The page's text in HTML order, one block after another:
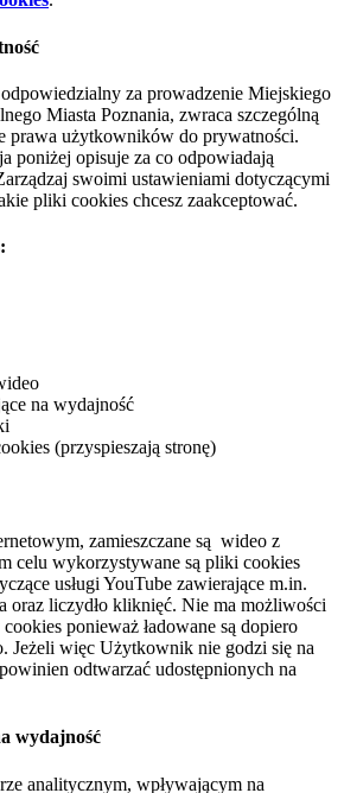
za prowadzenie Miejskiego
Miasta Poznania, zwraca szczególną
prawa użytkowników do prywatności.
poniżej opisuje za co odpowiadają
swoimi ustawieniami dotyczącymi
pliki cookies chcesz zaakceptować.
na wydajność
(przyspieszają stronę)
zamieszczane są wideo z
celu wykorzystywane są pliki cookies
usługi YouTube zawierające m.in.
oraz liczydło kliknięć. Nie ma możliwości
ponieważ ładowane są dopiero
Jeżeli więc Użytkownik nie godzi się na
odtwarzać udostępnionych na
wydajność
analitycznym, wpływającym na